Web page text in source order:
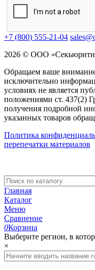
+7 (800) 555-21-04
2026 © ООО «Секьюрити
Обращаем ваше
исключительно
условиях не является
положениями ст. 437(2)
получения подробной
указанных товаров
Политика
перепечатки материалов
Главная
Каталог
Меню
Сравнение
0Корзина
Выберите регион, в
×